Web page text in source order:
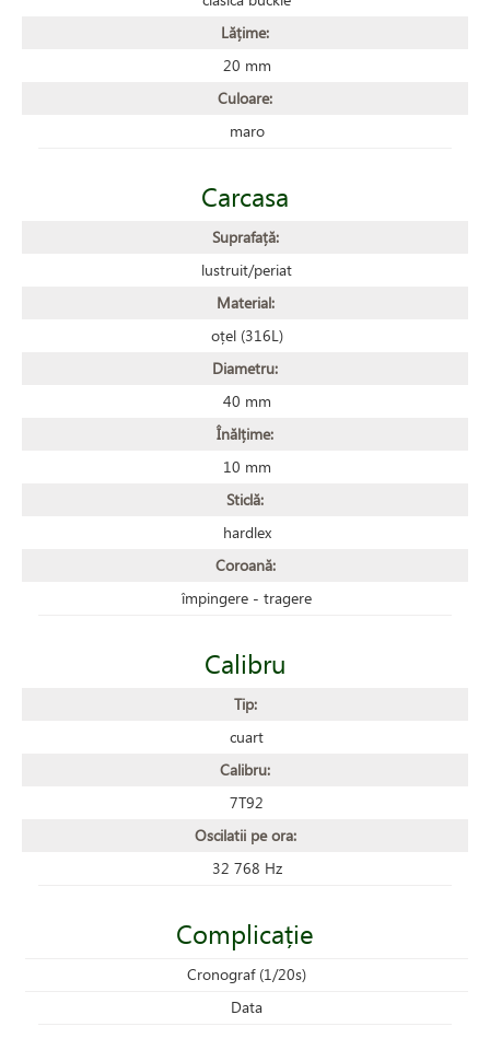
Lățime:
20 mm
Culoare:
maro
Carcasa
Suprafață:
lustruit/periat
Material:
oțel (316L)
Diametru:
40 mm
Înălțime:
10 mm
Sticlă:
hardlex
Coroană:
împingere - tragere
Calibru
Tip:
cuart
Calibru:
7T92
Oscilatii pe ora:
32 768 Hz
Complicație
Cronograf (1/20s)
Data